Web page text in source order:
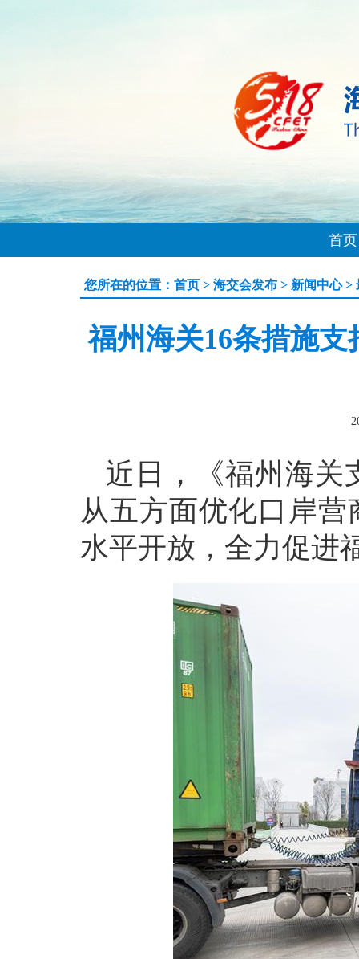
首页
您所在的位置： 首页 > 海交会发布 > 新闻中心>
福州海关16条措施
近日，《福州海关
从五方面优化口岸
水平开放，全力促进